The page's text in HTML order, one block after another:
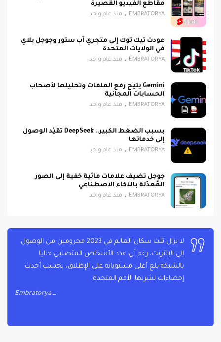
مقاطع الفيديو القصيرة
EMBRATORYA منذ عام واحد
عودت تيك توك إلى متجري آب ستور وجوجل بلاي
في الولايات المتحدة
EMBRATORYA منذ عام واحد
Gemini يتيح رفع الملفات وتحليلها لأصحاب
الحسابات المجانية
EMBRATORYA منذ عام واحد
بسبب الضغط الكبير.. DeepSeek تقيّد الوصول
إلى خدماتها
EMBRATORYA منذ عام واحد
جوجل تضيف علامات مائية خفية إلى الصور
المُعدّلة بالذكاء الاصطناعي
EMBRATORYA منذ عام واحد
لا يزال ثلث سكان العالم في 2023 محرومين من الوصول
إلى الإنترنت، رغم أن عدد الأشخاص المتصلين حاليا
بالشبكة بلغ أعلى مستوياته على الإطلاق، بحسب أحدث
إحصاءات نشرتها الأمم المتحدة
Embratorya